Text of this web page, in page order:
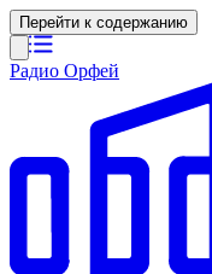
Перейти к содержанию
Радио Орфей